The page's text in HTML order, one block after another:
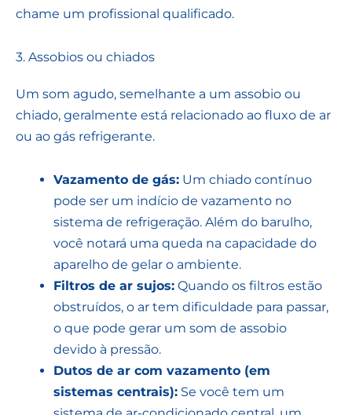
chame um profissional qualificado.
3. Assobios ou chiados
Um som agudo, semelhante a um assobio ou
chiado, geralmente está relacionado ao fluxo de ar
ou ao gás refrigerante.
Vazamento de gás: Um chiado contínuo
pode ser um indício de vazamento no
sistema de refrigeração. Além do barulho,
você notará uma queda na capacidade do
aparelho de gelar o ambiente.
Filtros de ar sujos: Quando os filtros estão
obstruídos, o ar tem dificuldade para passar,
o que pode gerar um som de assobio
devido à pressão.
Dutos de ar com vazamento (em
sistemas centrais): Se você tem um